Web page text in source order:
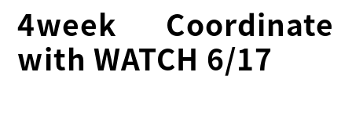
4week Coordinate
with WATCH 6/17